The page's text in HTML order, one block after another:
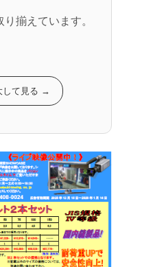
揃えています。
して見る →